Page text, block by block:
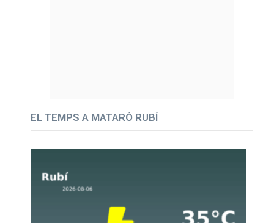
EL TEMPS A MATARÓ RUBÍ